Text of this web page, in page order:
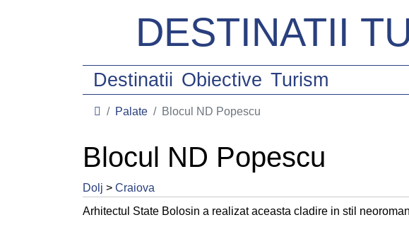
DESTINATII
Destinatii Obiective Turism
Palate Blocul ND Popescu
Blocul ND Popescu
Dolj > Craiova
Arhitectul State Bolosin a realizat aceasta cladire in stil